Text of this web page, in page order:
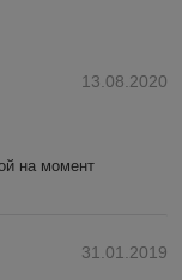
13.08.2020
на момент
31.01.2019